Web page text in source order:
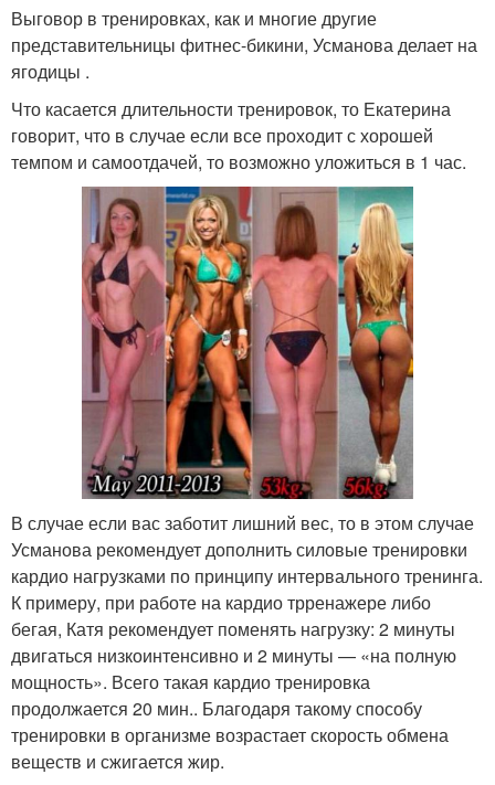
Выговор в тренировках, как и многие другие
представительницы фитнес-бикини, Усманова делает на
ягодицы .
Что касается длительности тренировок, то Екатерина
говорит, что в случае если все проходит с хорошей
темпом и самоотдачей, то возможно уложиться в 1 час.
В случае если вас заботит лишний вес, то в этом случае
Усманова рекомендует дополнить силовые тренировки
кардио нагрузками по принципу интервального тренинга.
К примеру, при работе на кардио трренажере либо
бегая, Катя рекомендует поменять нагрузку: 2 минуты
двигаться низкоинтенсивно и 2 минуты — «на полную
мощность». Всего такая кардио тренировка
продолжается 20 мин.. Благодаря такому способу
тренировки в организме возрастает скорость обмена
веществ и сжигается жир.